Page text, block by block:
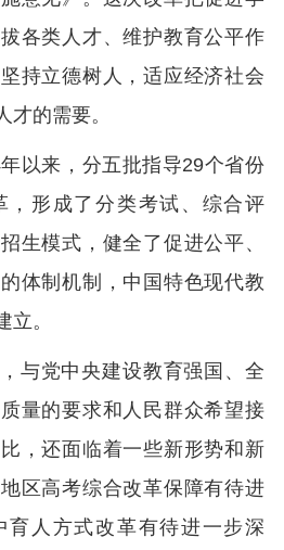
各类人才、维护教育公平作
持立德树人，适应经济社会
才的需要。
以来，分五批指导29个省份
，形成了分类考试、综合评
生模式，健全了促进公平、
体制机制，中国特色现代教
。
与党中央建设教育强国、全
量的要求和人民群众希望接
，还面临着一些新形势和新
区高考综合改革保障有待进
育人方式改革有待进一步深